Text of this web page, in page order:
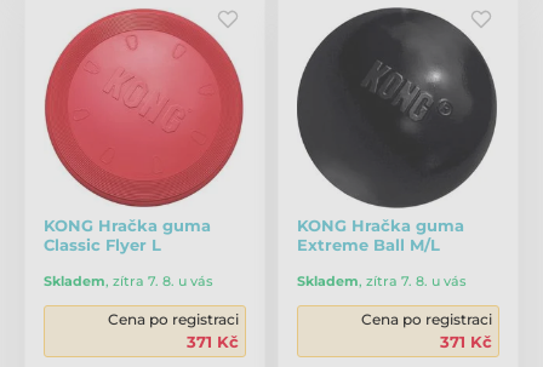
KONG Hračka guma
Classic Flyer L
Skladem, zítra 7. 8. u vás
Cena po registraci
371 Kč
KONG Hračka guma
Extreme Ball M/L
Skladem, zítra 7. 8. u vás
Cena po registraci
371 Kč